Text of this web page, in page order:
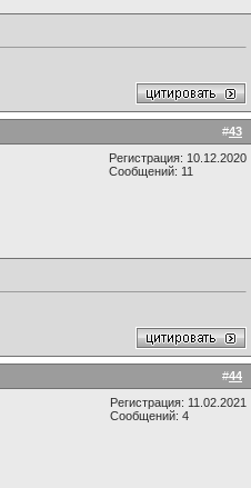
#43
Регистрация: 10.12.2020
Сообщений: 11
#44
Регистрация: 11.02.2021
Сообщений: 4